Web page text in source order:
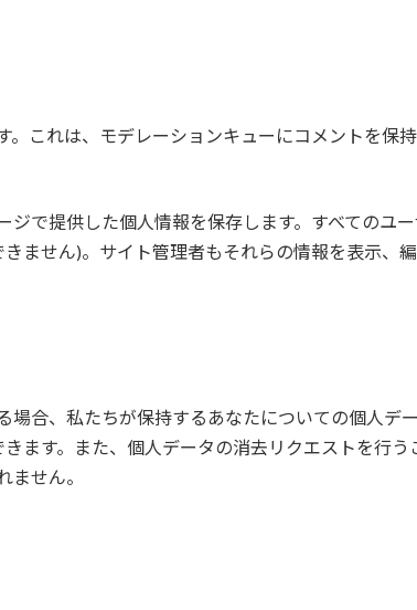
これは、モデレーションキューにコメントを保
で提供した個人情報を保存します。すべてのユ
ません)。サイト管理者もそれらの情報を表示、編
合、私たちが保持するあなたについての個人デ
ます。また、個人データの消去リクエストを行う
せん。